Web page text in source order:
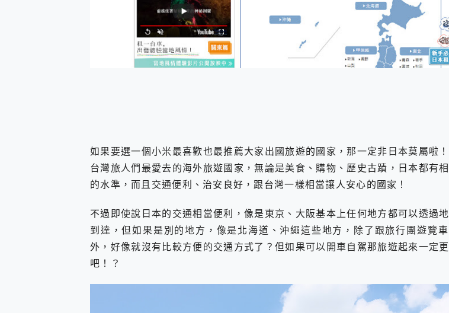
自帶線的 有線無線都能充 ONPRO MagReact M5 10000mAh 5合1 磁
飛利浦 JS7310 ⚡【電急便｜行動儲能救車電源】 可靠的旅行夥伴！
是螢幕也是電視! 一機超多用途「MSI微星 Modern MD272UPSW 27型
您的專屬AI 助手 Yoga Slim 7 Aura Edition 觸控AI筆電 開箱 評測
realme 14 Pro 超硬軍規、冰感變色實測，realme 14 5G 遊戲戰鬥值爆
iPhone、Apple Watch、AirPods耳機 三個設備充電一起搞定 ONPRO
動靜皆宜「HUAWEI FreeArc」開放式耳掛耳機，無感配戴! 超穩超服
2億 APO蔡司長焦神機降臨~ vivo X200 Pro、vivo X200 就是這麼好拍
EaseUS Vocal Remover 免費線上去聲器一鍵去除人聲 人聲 音樂分離
3 個超值 MHN 飛人工具分享~~ iToolab AnyGo 魔物獵人 Now飛人 ios
Locawhere AnyTo 寶可夢飛人 AnyTo 不出門也可以飛遍全世界
小體積 40000mAh 超大容量 一次充5個設備 充好充滿 CUKTECH 酷態
97.3% 恢復率，資料救援就是這麼簡單 EaseUS Data Recovery
磁碟系統大風吹 有了 磁碟管理程式 EaseUS Partition Master 就是這麼
全新 SONY Xperia 1 VI 開箱! 相機實測! 長焦覆蓋更遠更清晰、2日長續
Xiaomi 14 Ultra 開箱 評測~ 有深度的 Leica 影像旗艦手機! 加碼小旗艦
人像旗艦 vivo V30 系列 開箱 評測! 首搭蔡司光學鏡頭、攝影棚級柔光
多個願望一次滿足 超強散熱 微星 MSI Claw A1M-026TW 電競掌機 開箱
如果要選一個小米最喜歡也最推薦大家出國旅遊的國家，那一定非日本莫屬啦
台灣旅人們最愛去的海外旅遊國家，無論是美食、購物、歷史古蹟，日本都有
的水準，而且交通便利、治安良好，跟台灣一樣相當讓人安心的國家！
不過即使說日本的交通相當便利，像是東京、大阪基本上任何地方都可以透過
到達，但如果是別的地方，像是北海道、沖繩這些地方，除了跟旅行團遊覽
外，好像就沒有比較方便的交通方式了？但如果可以開車自駕那旅遊起來一定
吧！？